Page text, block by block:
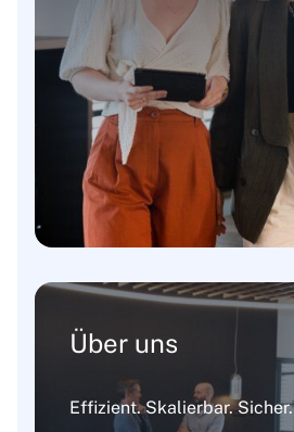
Über uns
Effizient. Skalierbar. Sicher.